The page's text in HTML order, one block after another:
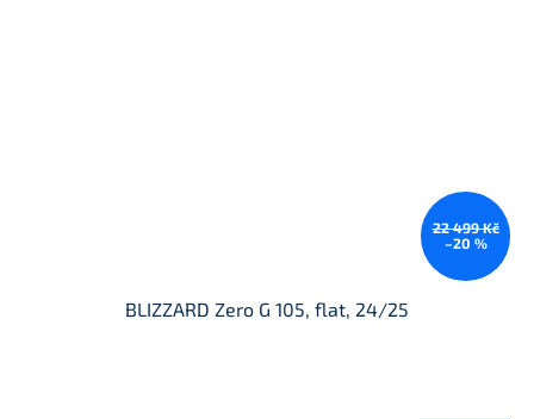
22 499 Kč
–20 %
BLIZZARD Zero G 105, flat, 24/25